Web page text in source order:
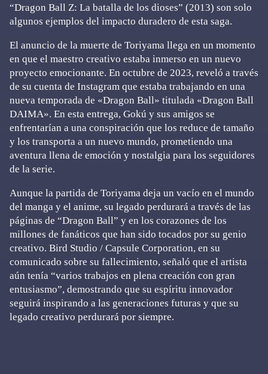
“Dragon Ball Z: La batalla de los dioses” (2013) son solo
algunos ejemplos del impacto duradero de esta saga.
El anuncio de la muerte de Toriyama llega en un momento
en que el maestro creativo estaba inmerso en un nuevo
proyecto emocionante. En octubre de 2023, reveló a través
de su cuenta de Instagram que estaba trabajando en una
nueva temporada de «Dragon Ball» titulada «Dragon Ball
DAIMA». En esta entrega, Gokú y sus amigos se
enfrentarían a una conspiración que los reduce de tamaño
y los transporta a un nuevo mundo, prometiendo una
aventura llena de emoción y nostalgia para los seguidores
de la serie.
Aunque la partida de Toriyama deja un vacío en el mundo
del manga y el anime, su legado perdurará a través de las
páginas de “Dragon Ball” y en los corazones de los
millones de fanáticos que han sido tocados por su genio
creativo. Bird Studio / Capsule Corporation, en su
comunicado sobre su fallecimiento, señaló que el artista
aún tenía “varios trabajos en plena creación con gran
entusiasmo”, demostrando que su espíritu innovador
seguirá inspirando a las generaciones futuras y que su
legado creativo perdurará por siempre.